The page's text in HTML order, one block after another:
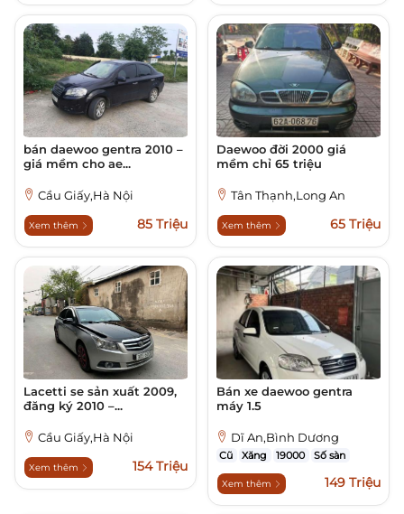
bán daewoo gentra 2010 –
giá mềm cho ae...
Cầu Giấy,Hà Nội
Xem thêm 85 Triệu
Daewoo đời 2000 giá
mềm chỉ 65 triệu
Tân Thạnh,Long An
Xem thêm 65 Triệu
Lacetti se sản xuất 2009,
đăng ký 2010 –...
Cầu Giấy,Hà Nội
Xem thêm 154 Triệu
Bán xe daewoo gentra
máy 1.5
Dĩ An,Bình Dương
Cũ Xăng 19000 Số sàn
Xem thêm 149 Triệu